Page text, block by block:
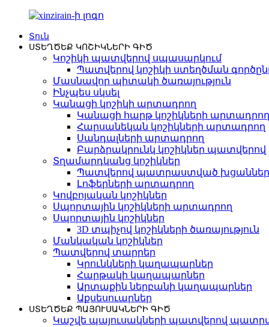
Տուն
ՍՏԵՂԾԵՔ ԿՈՇԻԿՆԵՐԻ ԳԻԾ
Կոշիկի պատվերով սպասարկում
Պատվերով կոշիկի ստեղծման
Մասնավոր պիտակի ծառայություն
Ինչպես սկսել
Կանացի կոշիկի արտադրող
Կանացի հարթ կոշիկների արտադրող
Հարսանեկան կոշիկների արտադրող
Սանդալների արտադրող
Բարձրակրունկ կոշիկներ պատվերով
Տղամարդկանց կոշիկներ
Պատվերով պատրաստված
Լոֆերների արտադրող
Կովբոյական կոշիկներ
Սպորտային կոշիկների արտադրող
Սպորտային կոշիկներ
3D տպիչով կոշիկների ծառայություն
Մանկական կոշիկներ
Պատվերով տարրեր
Կրունկների կաղապարներ
Հարթակի կաղապարներ
Արտաքին ներբանի կաղապարներ
Աքսեսուարներ
ՍՏԵՂԾԵՔ ՊԱՅՈՒՍԱԿՆԵՐԻ ԳԻԾ
Կաշվե պայուսակների պատվերով